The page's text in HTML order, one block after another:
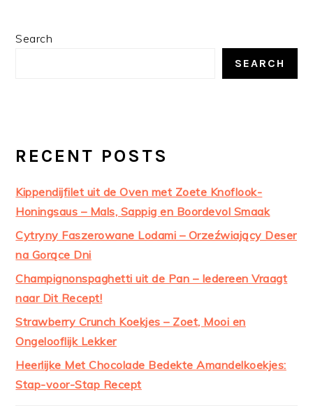
PRIMARY
Search
SEARCH
RECENT POSTS
Kippendijfilet uit de Oven met Zoete Knoflook-
Honingsaus – Mals, Sappig en Boordevol Smaak
Cytryny Faszerowane Lodami – Orzeźwiający Deser
na Gorące Dni
Champignonspaghetti uit de Pan – Iedereen Vraagt
naar Dit Recept!
Strawberry Crunch Koekjes – Zoet, Mooi en
Ongelooflijk Lekker
Heerlijke Met Chocolade Bedekte Amandelkoekjes:
Stap-voor-Stap Recept